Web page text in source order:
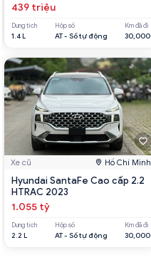
439 triệu
Dung tích
1.4 L
Hộp số
AT - Số tự động
Km đã đi
30,000
Xe cũ Hồ Chí Minh
Hyundai SantaFe Cao cấp 2.2
HTRAC 2023
1.055 tỷ
Dung tích
2.2 L
Hộp số
AT - Số tự động
Km đã đi
30,000